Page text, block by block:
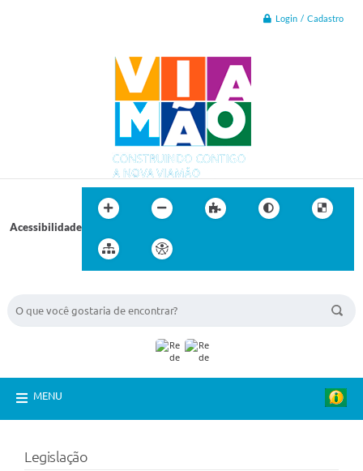
Login / Cadastro
Acessibilidade
MENU
Legislação